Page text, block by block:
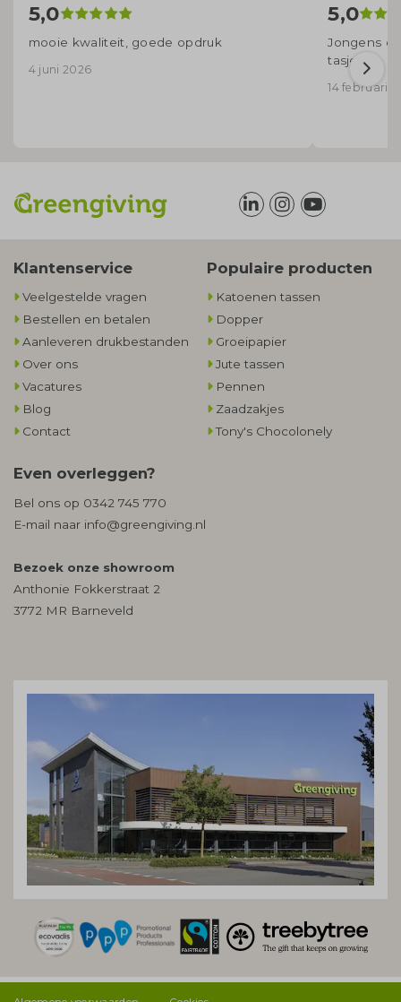
5,0
mooie kwaliteit, goede opdruk
4 juni 2026
5,0
Jongens
tasjes
14 februari
Klantenservice
Veelgestelde vragen
Bestellen en betalen
Aanleveren drukbestanden
Over ons
Vacatures
Blog
Contact
Populaire producten
Katoenen tassen
Dopper
Groeipapier
Jute tassen
Pennen
Zaadzakjes
Tony's Chocolonely
Even overleggen?
Bel ons op 0342 745 770
E-mail naar info@greengiving.nl
Bezoek onze showroom
Anthonie Fokkerstraat 2
3772 MR Barneveld